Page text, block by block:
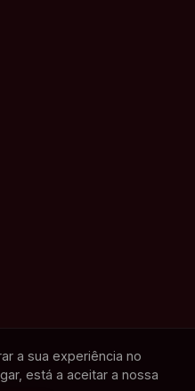
a sua experiência no
está a aceitar a nossa